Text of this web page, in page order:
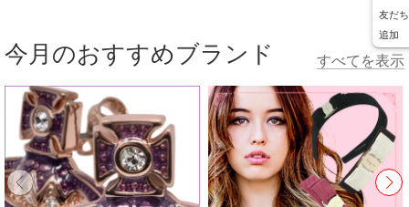
友だち
追加
今月のおすすめブランド すべてを表示